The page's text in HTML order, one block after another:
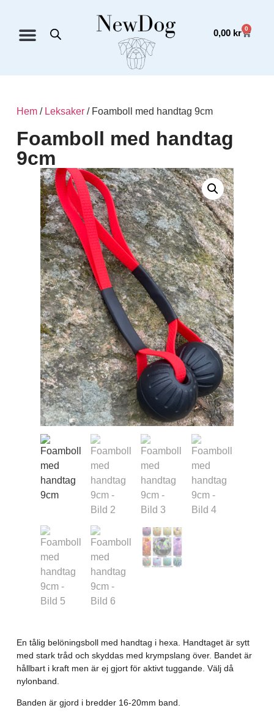
0,00 kr 0
Hem/ Leksaker/ Foamboll med handtag 9cm
Foamboll med handtag
9cm
En tålig belöningsboll med handtag i hexa. Handtaget är sytt
med stark tråd och skyddas med krympslang över. Bandet är
hållbart i kraft men är ej gjort för aktivt tuggande. Välj då
nylonband.
Banden är gjord i bredder 16-20mm band.